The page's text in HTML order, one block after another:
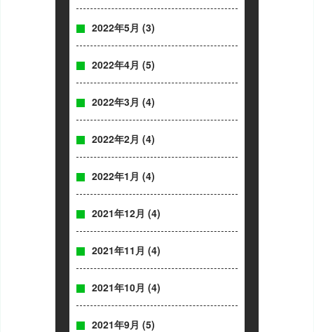
2022年5月 (3)
2022年4月 (5)
2022年3月 (4)
2022年2月 (4)
2022年1月 (4)
2021年12月 (4)
2021年11月 (4)
2021年10月 (4)
2021年9月 (5)